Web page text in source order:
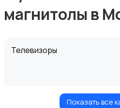
магнитолы в
Телевизоры
Показать все